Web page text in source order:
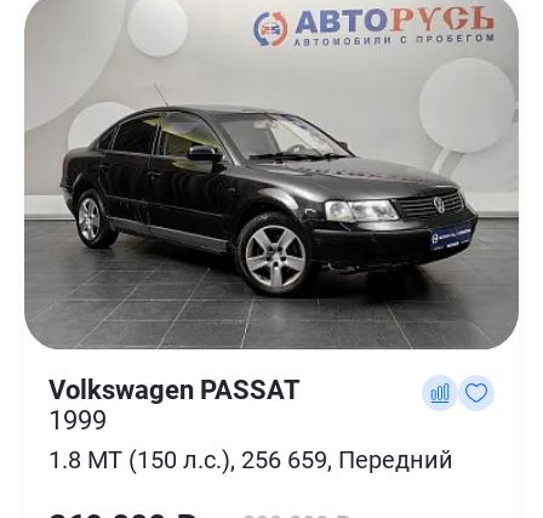
Volkswagen PASSAT
1999
1.8 MT (150 л.с.), 256 659, Передний